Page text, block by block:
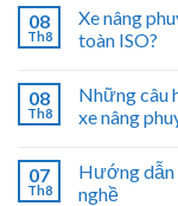
08
Th8
Xe nâng
toàn ISO?
08
Th8
Những câu
xe nâng
07
Th8
Hướng dẫn
nghề